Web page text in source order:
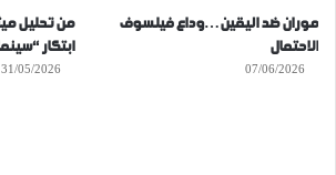
موران ضد اليقين…وداع فيلسوف
الاحتمال
07/06/2026
من تحليل
ابتكار
31/05/2026